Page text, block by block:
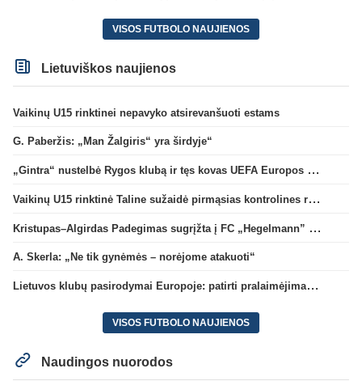
VISOS FUTBOLO NAUJIENOS
Lietuviškos naujienos
Vaikinų U15 rinktinei nepavyko atsirevanšuoti estams
G. Paberžis: „Man Žalgiris“ yra širdyje“
„Gintra“ nustelbė Rygos klubą ir tęs kovas UEFA Europos taurės atrankoje
Vaikinų U15 rinktinė Taline sužaidė pirmąsias kontrolines rungtynes
Kristupas–Algirdas Padegimas sugrįžta į FC „Hegelmann” B sudėtį
A. Skerla: „Ne tik gynėmės – norėjome atakuoti“
Lietuvos klubų pasirodymai Europoje: patirti pralaimėjimai Kroatijos atstovams
VISOS FUTBOLO NAUJIENOS
Naudingos nuorodos